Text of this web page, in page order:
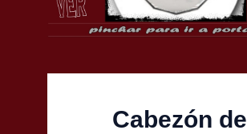
Cabezón de